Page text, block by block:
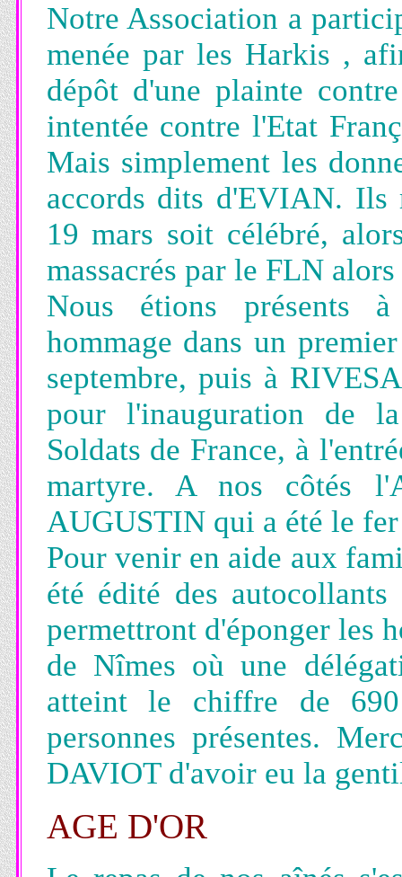
Notre Association a
menée par les Harkis ,
dépôt d'une plainte
intentée contre l'Etat
Mais simplement les
accords dits d'EVIAN. Ils
19 mars soit célébré,
massacrés par le FLN
Nous étions présents
hommage dans un
septembre, puis à
pour l'inauguration de
Soldats de France, à
martyre. A nos côtés
AUGUSTIN qui a été le
Pour venir en aide aux
été édité des
permettront d'éponger les
de Nîmes où une
atteint le chiffre de
personnes présentes.
DAVIOT d'avoir eu la
AGE D'OR